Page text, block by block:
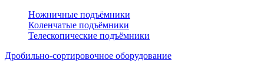
Ножничные подъёмники
Коленчатые подъёмники
Телескопические подъёмники
Дробильно-сортировочное оборудование